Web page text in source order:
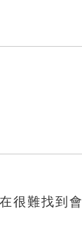
很難找到會